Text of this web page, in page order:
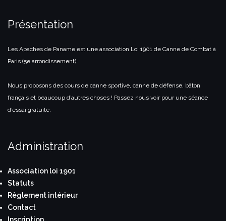
Présentation
Les Apaches de Paname est une association Loi 1901 de Canne de Combat à
Paris (5e arrondissement).
Nous proposons des cours de canne sportive, canne de défense, bâton
français et beaucoup d’autres choses ! Passez nous voir pour une séance
d’essai gratuite.
Administration
Association loi 1901
Statuts
Règlement intérieur
Contact
Inscription